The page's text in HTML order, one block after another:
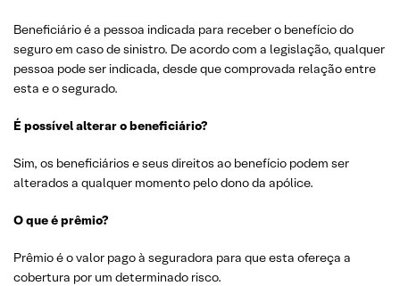
Beneficiário é a pessoa indicada para receber o benefício do
seguro em caso de sinistro. De acordo com a legislação, qualquer
pessoa pode ser indicada, desde que comprovada relação entre
esta e o segurado.
É possível alterar o beneficiário?
Sim, os beneficiários e seus direitos ao benefício podem ser
alterados a qualquer momento pelo dono da apólice.
O que é prêmio?
Prêmio é o valor pago à seguradora para que esta ofereça a
cobertura por um determinado risco.